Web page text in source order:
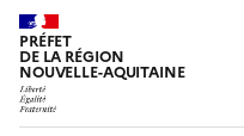
PRÉFET
DE LA RÉGION
NOUVELLE-AQUITAINE